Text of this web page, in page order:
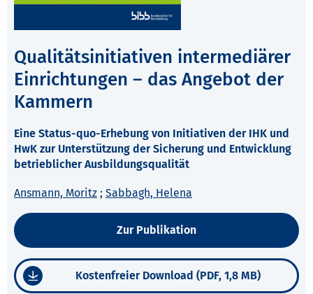
Qualitätsinitiativen intermediärer
Einrichtungen – das Angebot der
Kammern
Eine Status-quo-Erhebung von Initiativen der IHK und
HwK zur Unterstützung der Sicherung und Entwicklung
betrieblicher Ausbildungsqualität
Ansmann, Moritz ; Sabbagh, Helena
Zur Publikation
Kostenfreier Download (PDF, 1,8 MB)